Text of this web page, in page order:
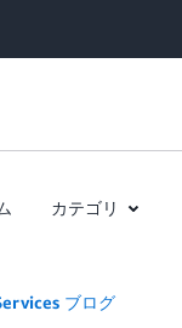
カテゴリ
ブログ